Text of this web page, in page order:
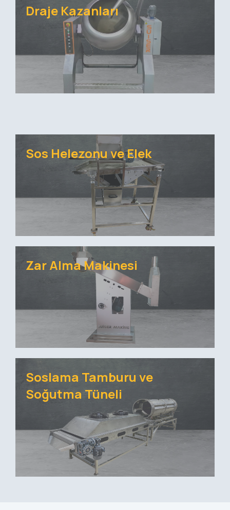
Draje Kazanları
Sos Helezonu ve Elek
Zar Alma Makinesi
Soslama Tamburu ve
Soğutma Tüneli